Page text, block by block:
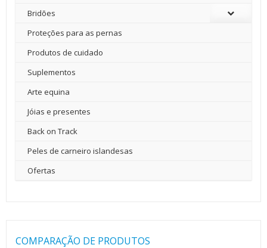
Bridões
Proteções para as pernas
Produtos de cuidado
Suplementos
Arte equina
Jóias e presentes
Back on Track
Peles de carneiro islandesas
Ofertas
COMPARAÇÃO DE PRODUTOS